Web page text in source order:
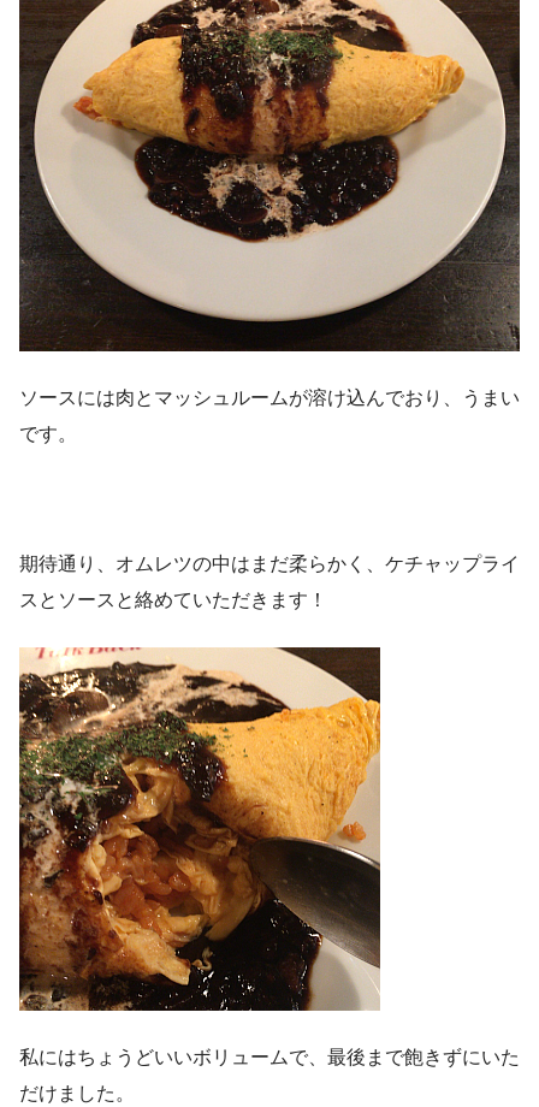
ソースには肉とマッシュルームが溶け込んでおり、うまい
です。
期待通り、オムレツの中はまだ柔らかく、ケチャップライ
スとソースと絡めていただきます！
私にはちょうどいいボリュームで、最後まで飽きずにいた
だけました。